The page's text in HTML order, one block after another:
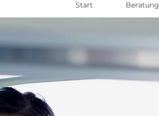
Start Beratung